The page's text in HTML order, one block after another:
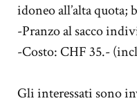
idoneoall’alta
-Pranzo al sacco
-Costo: CHF 35.-
Gli interessati sono